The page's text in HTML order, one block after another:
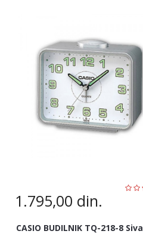
1.795,00 din.
CASIO BUDILNIK TQ-218-8 Siva